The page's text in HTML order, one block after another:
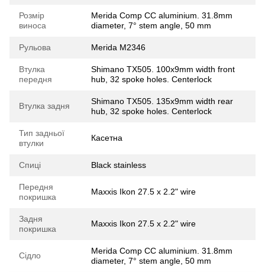
Розмір
виноса
Merida Comp CC aluminium. 31.8mm
diameter, 7° stem angle, 50 mm
Рульова Merida M2346
Втулка
передня
Shimano TX505. 100x9mm width front
hub, 32 spoke holes. Centerlock
Втулка задня
Shimano TX505. 135x9mm width rear
hub, 32 spoke holes. Centerlock
Тип задньої
втулки
Касетна
Спиці Black stainless
Передня
покришка
Maxxis Ikon 27.5 x 2.2" wire
Задня
покришка
Maxxis Ikon 27.5 x 2.2" wire
Сідло
Merida Comp CC aluminium. 31.8mm
diameter, 7° stem angle, 50 mm